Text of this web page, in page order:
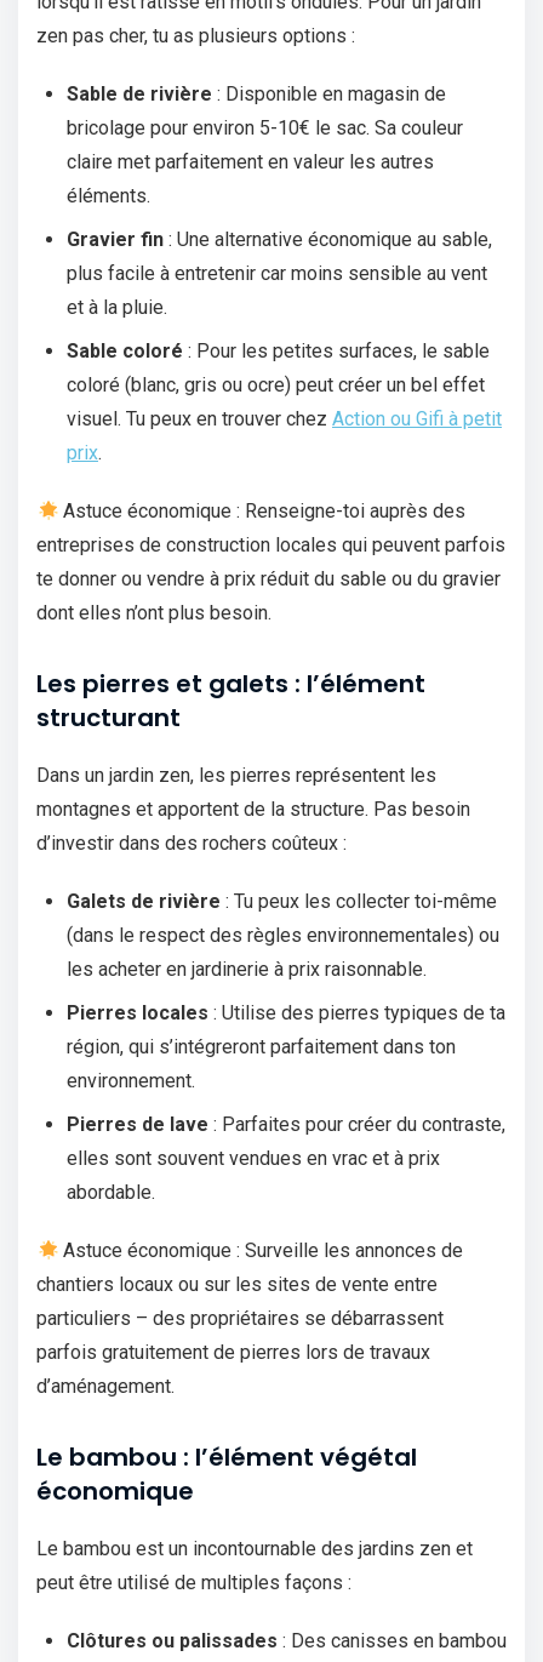
zen pas cher, tu as plusieurs options :
Sable de rivière : Disponible en magasin de
bricolage pour environ 5-10€ le sac. Sa couleur
claire met parfaitement en valeur les autres
éléments.
Gravier fin : Une alternative économique au sable,
plus facile à entretenir car moins sensible au vent
et à la pluie.
Sable coloré : Pour les petites surfaces, le sable
coloré (blanc, gris ou ocre) peut créer un bel effet
visuel. Tu peux en trouver chez Action ou Gifi à petit
prix.
Astuce économique : Renseigne-toi auprès des
entreprises de construction locales qui peuvent parfois
te donner ou vendre à prix réduit du sable ou du gravier
dont elles n’ont plus besoin.
Les pierres et galets : l’élément
structurant
Dans un jardin zen, les pierres représentent les
montagnes et apportent de la structure. Pas besoin
d’investir dans des rochers coûteux :
Galets de rivière : Tu peux les collecter toi-même
(dans le respect des règles environnementales) ou
les acheter en jardinerie à prix raisonnable.
Pierres locales : Utilise des pierres typiques de ta
région, qui s’intégreront parfaitement dans ton
environnement.
Pierres de lave : Parfaites pour créer du contraste,
elles sont souvent vendues en vrac et à prix
abordable.
Astuce économique : Surveille les annonces de
chantiers locaux ou sur les sites de vente entre
particuliers – des propriétaires se débarrassent
parfois gratuitement de pierres lors de travaux
d’aménagement.
Le bambou : l’élément végétal
économique
Le bambou est un incontournable des jardins zen et
peut être utilisé de multiples façons :
Clôtures ou palissades : Des canisses en bambou